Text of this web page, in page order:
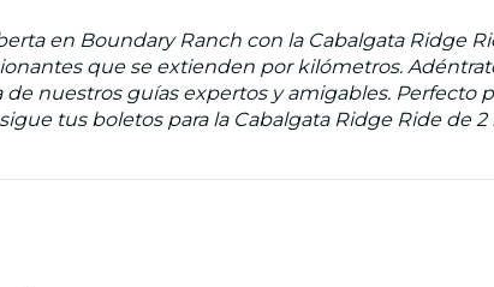
en Boundary Ranch con la Cabalgata Ridge
que se extienden por kilómetros.
nuestros guías expertos y amigables.
tus boletos para la Cabalgata Ridge Ride de 2